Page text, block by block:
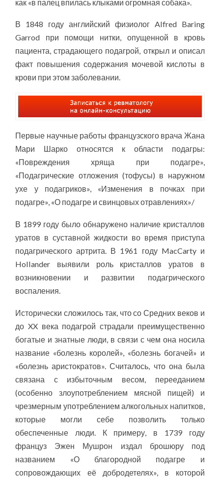
как «в палец впилась клыками огромная собака».
В 1848 году английский физиолог Alfred Baring
Garrod при помощи нитки, опущенной в кровь
пациента, страдающего подагрой, открыл и описал
факт повышения содержания мочевой кислоты в
крови при этом заболевании.
Первые научные работы французского врача Жана
Мари Шарко относятся к области подагры:
«Повреждения хряща при подагре»,
«Подагрические отложения (тофусы) в наружном
ухе у подагриков», «Изменения в почках при
подагре», «О подагре и свинцовых отравлениях»/
В 1899 году было обнаружено наличие кристаллов
уратов в суставной жидкости во время приступа
подагрического артрита. В 1961 году MacCarty и
Hollander выявили роль кристаллов уратов в
возникновении и развитии подагрического
воспаления.
Исторически сложилось так, что со Средних веков и
до XX века подагрой страдали преимущественно
богатые и знатные люди, в связи с чем она носила
название «болезнь королей», «болезнь богачей» и
«болезнь аристократов». Считалось, что она была
связана с избыточным весом, перееданием
(особенно злоупотреблением мясной пищей) и
чрезмерным употреблением алкогольных напитков,
которые могли себе позволить только
обеспеченные люди. К примеру, в 1739 году
француз Эжен Мушрон издал брошюру под
названием «О благородной подагре и
сопровождающих её добродетелях», в которой